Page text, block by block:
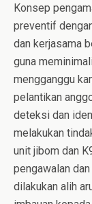
Konsep
preventif
dan kerjasama
guna
mengganggu
pelantikan
deteksi dan
melakukan
unit jibom dan
pengawalan
dilakukan alih